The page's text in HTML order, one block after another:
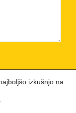
izkušnjo na